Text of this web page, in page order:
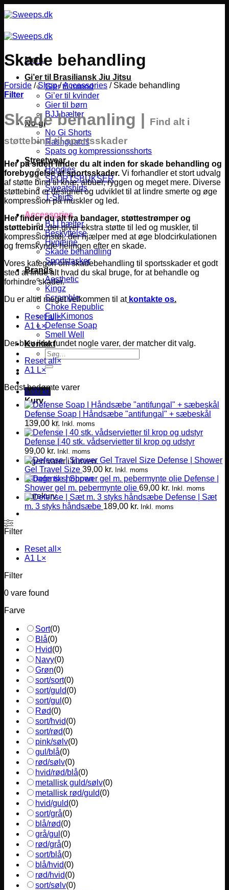
til
Menu
Gi’er til Brasiliansk Jiu Jitsu
Gier til mænd
Gi’er til kvinder
Gier til børn
BJJ bælter
No-gi
No Gi Shorts
Rashguards
Spats og kompressionsshorts
Streetwear
Hoodies
SPORTSBUKSER
Sweatshirts
T-Shirts
Accessories
BJJ bælter
Beskyttelse
Hygiejne
Skade behandling
Sportstasker
Brands
Aesthetic
Kingz
Scramble
Choke Republic
Fuji Kimonos
Defense Soap
Smell Well
Kontakt
Søg
efter:
0,00kr.
Kurv
Ingen varer i kurven.
Tilbage til shoppen
Varekurv
Skade behandling
Forside / Shop /Accessories /Skade behandling
Filter
Skade behanling | Find alt i
støttebind til sportsskader
Her på siden finder du alt inden for skade behandling og
forebyggelse af sportsskader. Vi forhandler et stort udvalg
af støtte bind til knæ, albuer, ryggen og meget mere. Diverse
støttebind er designet og udviklet til at lindre smerte og øge
kompression på muskler og led.
Her finder du alt fra bandager, støttestrømper og
støttebind , der giver ekstra støtte til led og muskler, til
kompressionstøj, der hjælper med at øge blodcirkulationen
og fremskynde helingen efter en skade.
Vores kategori om skadebehandling til sportsskader et godt
sted at finde alt hvad du skal bruge, for at behandle og
forhindre skader.
Du er altid meget velkommen til at kontakte os.
Reset all×
A1 L×
Der blev ikke fundet nogle varer, der matcher dit valg.
Reset all×
A1 L×
Bedst bedømte varer
Defense Soap | Håndsæbe "antifungal" + sæbeskål
139,00 kr. Inkl. moms
Defense | 40 stk. vådservietter til krop og udstyr
99,00 kr. Inkl. moms
Defense | Shower
Gel Travel Size 39,00 kr. Inkl. moms
Defense |
Shower gel m. pebermynte olie 69,00 kr. Inkl. moms
Defense | Sæt
m. 3 styks håndsæbe 189,00 kr. Inkl. moms
Filter
Reset all ×
A1 L×
Filter
0 vare found
Farve
Sort(0)
Blå(0)
Hvid(0)
Navy(0)
Grøn(0)
sort/sort(0)
sort/guld(0)
sort/gul (0)
Rød(0)
sort/hvid(0)
sort/rød(0)
pink/sølv(0)
gul/blå(0)
rød/sølv(0)
hvid/rød/blå(0)
metallisk guld/sølv(0)
metallisk rød/guld(0)
hvid/guld(0)
sort/grå(0)
blå/rød(0)
grå/gul (0)
rød/grå(0)
sort/blå(0)
blå/hvid(0)
rød/hvid(0)
sort/sølv(0)